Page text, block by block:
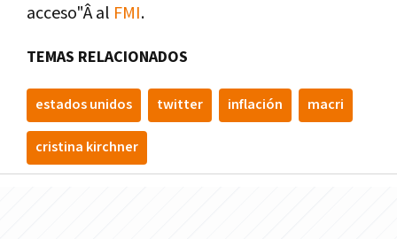
acceso"Â al FMI.
TEMAS RELACIONADOS
estados unidos twitter inflación macri
cristina kirchner